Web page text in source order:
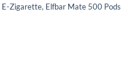
E-Zigarette, Elfbar Mate 500 Pods